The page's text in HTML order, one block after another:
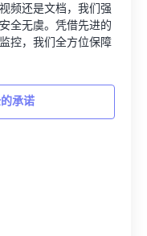
频还是文档，我们强
全无虞。凭借先进的
控，我们全方位保障
承诺